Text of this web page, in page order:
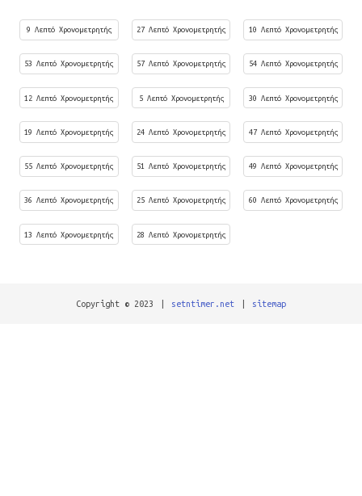
9 Λεπτό Χρονομετρητής 27 Λεπτό Χρονομετρητής 10 Λεπτό Χρονομετρητής
53 Λεπτό Χρονομετρητής 57 Λεπτό Χρονομετρητής 54 Λεπτό Χρονομετρητής
12 Λεπτό Χρονομετρητής 5 Λεπτό Χρονομετρητής 30 Λεπτό Χρονομετρητής
19 Λεπτό Χρονομετρητής 24 Λεπτό Χρονομετρητής 47 Λεπτό Χρονομετρητής
55 Λεπτό Χρονομετρητής 51 Λεπτό Χρονομετρητής 49 Λεπτό Χρονομετρητής
36 Λεπτό Χρονομετρητής 25 Λεπτό Χρονομετρητής 60 Λεπτό Χρονομετρητής
13 Λεπτό Χρονομετρητής 28 Λεπτό Χρονομετρητής
Copyright © 2023 setntimer.net sitemap